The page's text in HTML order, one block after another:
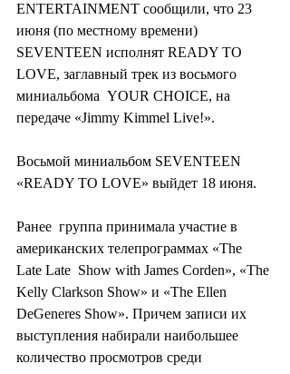
ENTERTAINMENT сообщили, что 23
июня (по местному времени)
SEVENTEEN исполнят READY TO
LOVE, заглавный трек из восьмого
миниальбома  YOUR CHOICE, на
передаче «Jimmy Kimmel Live!».
Восьмой миниальбом SEVENTEEN
«READY TO LOVE» выйдет 18 июня.
Ранее  группа принимала участие в
американских телепрограммах «The
Late Late  Show with James Corden», «The
Kelly Clarkson Show» и «The Ellen
DeGeneres Show». Причем записи их
выступления набирали наибольшее
количество просмотров среди